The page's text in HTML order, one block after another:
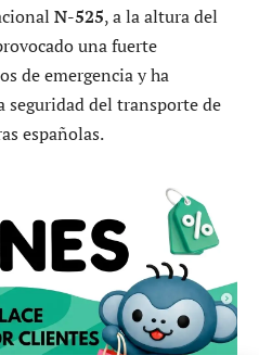
N-525, a la altura del
una fuerte
de emergencia y ha
seguridad del transporte de
españolas.